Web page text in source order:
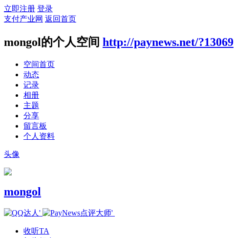
立即注册 登录
支付产业网 返回首页
mongol的个人空间 http://paynews.net/?13069
空间首页
动态
记录
相册
主题
分享
留言板
个人资料
头像
mongol
收听TA